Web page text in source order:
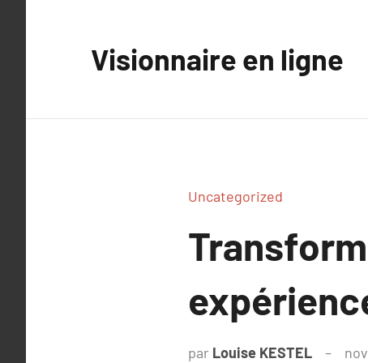
Visionnaire en ligne
Uncategorized
par Louise KESTEL